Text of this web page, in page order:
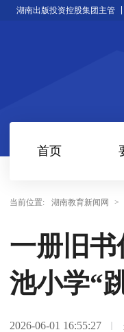
湖南出版投资控股集团主管
首页
当前位置: 湖南教育新闻网 >
一册旧
池小学“
2026-06-01 16:55:27